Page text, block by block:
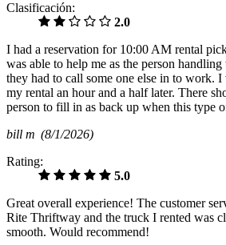
Clasificación:
2.0
I had a reservation for 10:00 AM rental
was able to help me as the person
they had to call some one else in to work.
my rental an hour and a half later. There
person to fill in as back up when this type
bill m (8/1/2026)
Rating:
5.0
Great overall experience! The customer
Rite Thriftway and the truck I rented was
smooth. Would recommend!